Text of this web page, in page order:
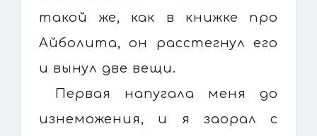
такой же, как в книжке про
Айболита, он расстегнул его
и вынул две вещи.
Первая напугала меня до
изнеможения, и я заорал с